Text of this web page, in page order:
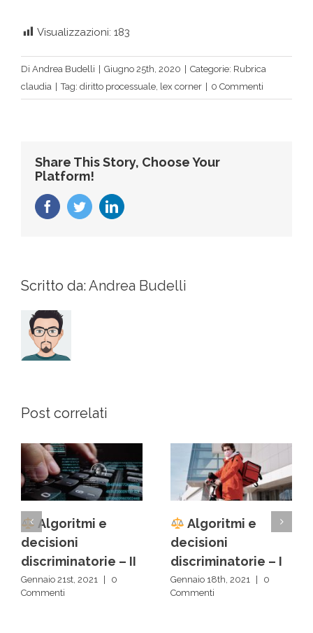
Visualizzazioni: 183
Di Andrea Budelli Giugno 25th, 2020 Categorie: Rubrica
claudia
Tag: diritto processuale, lex corner 0 Commenti
Share This Story, Choose Your
Platform!
FacebookTwitterLinkedIn
Scritto da: Andrea Budelli
Post correlati
Algoritmi e
decisioni
discriminatorie – I
Gennaio 18th, 2021
0
Commenti
Il nuovo
California Privacy
Rights Act
Dicembre 3rd, 2020
0
Commenti